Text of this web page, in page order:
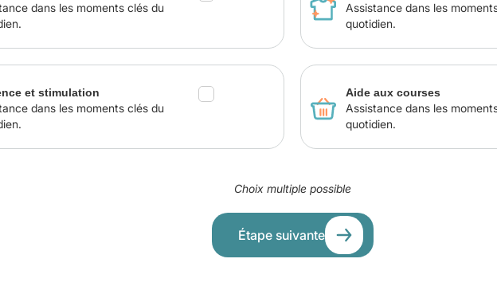
dans les moments clés du
Assistance dans les
quotidien.
et stimulation
dans les moments clés du
Aide aux courses
Assistance dans les
quotidien.
Choix multiple possible
Étape suivante